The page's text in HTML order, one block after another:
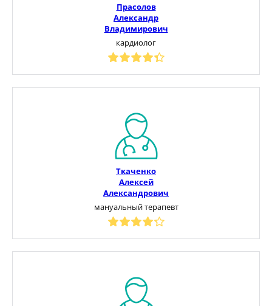
Прасолов
Александр
Владимирович
кардиолог
Ткаченко
Алексей
Александрович
мануальный терапевт